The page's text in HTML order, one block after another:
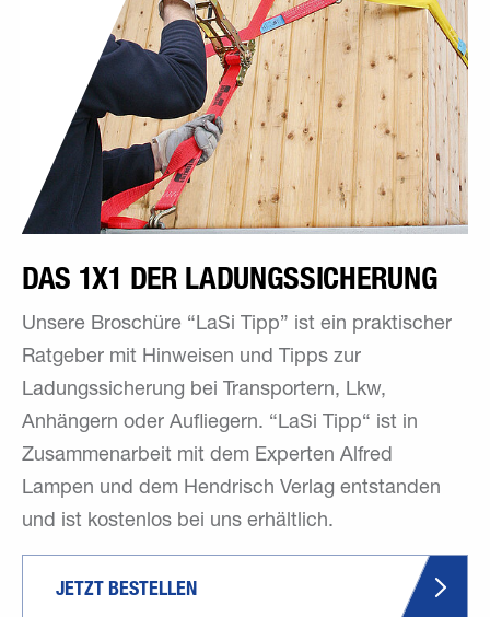
DAS 1X1 DER LADUNGS­SICHERUNG
Unsere Broschüre “LaSi Tipp” ist ein praktischer
Ratgeber mit Hinweisen und Tipps zur
Ladungssicherung bei Transportern, Lkw,
Anhängern oder Aufliegern. “LaSi Tipp“ ist in
Zusammenarbeit mit dem Experten Alfred
Lampen und dem Hendrisch Verlag entstanden
und ist kostenlos bei uns erhältlich.
JETZT BESTELLEN